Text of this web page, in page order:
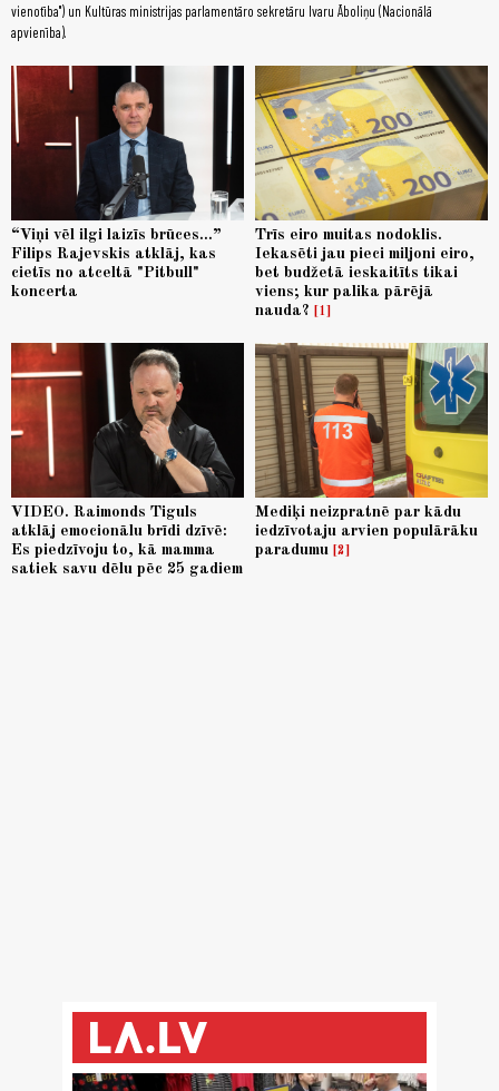
vienotība") un Kultūras ministrijas parlamentāro sekretāru Ivaru Āboliņu (Nacionālā
apvienība).
“Viņi vēl ilgi laizīs brūces...”
Filips Rajevskis atklāj, kas
cietīs no atceltā "Pitbull"
koncerta
Trīs eiro muitas nodoklis.
Iekasēti jau pieci miljoni eiro,
bet budžetā ieskaitīts tikai
viens; kur palika pārējā
nauda?
1
VIDEO. Raimonds Tiguls
atklāj emocionālu brīdi dzīvē:
Es piedzīvoju to, kā mamma
satiek savu dēlu pēc 25 gadiem
Mediķi neizpratnē par kādu
iedzīvotaju arvien populārāku
paradumu
2